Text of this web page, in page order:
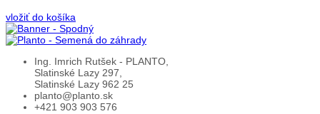
vložiť do košíka
Ing. Imrich Rutšek - PLANTO,
Slatinské Lazy 297,
Slatinské Lazy 962 25
planto@planto.sk
+421 903 903 576